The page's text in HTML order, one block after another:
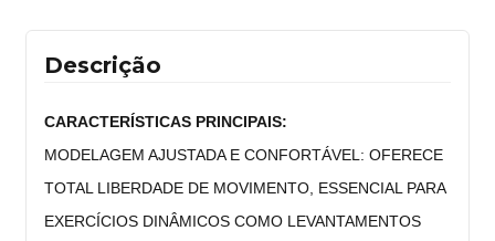
Descrição
CARACTERÍSTICAS PRINCIPAIS:
MODELAGEM AJUSTADA E CONFORTÁVEL: OFERECE
TOTAL LIBERDADE DE MOVIMENTO, ESSENCIAL PARA
EXERCÍCIOS DINÂMICOS COMO LEVANTAMENTOS